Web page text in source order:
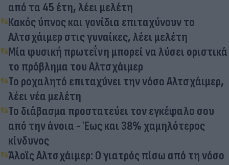
από τα 45 έτη, λέει μελέτη
Κακός ύπνος και γονίδια επιταχύνουν το
Αλτσχάιμερ στις γυναίκες, λέει μελέτη
Μία φυσική πρωτεΐνη μπορεί να λύσει οριστικά
το πρόβλημα του Αλτσχάιμερ
Το ροχαλητό επιταχύνει την νόσο Αλτσχάιμερ,
λέει νέα μελέτη
Το διάβασμα προστατεύει τον εγκέφαλο σου
από την άνοια - Έως και 38% χαμηλότερος
κίνδυνος
Άλοϊς Αλτσχάιμερ: Ο γιατρός πίσω από τη νόσο